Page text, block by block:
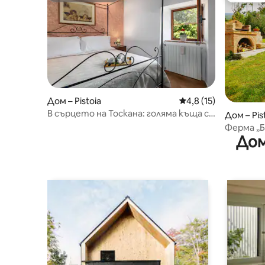
Дом – Pistoia Средна оценка:
4,8 (15)
В сърцето на Тоскана: голяма къща с
Дом –
Ферма